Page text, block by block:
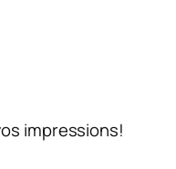
impressions!